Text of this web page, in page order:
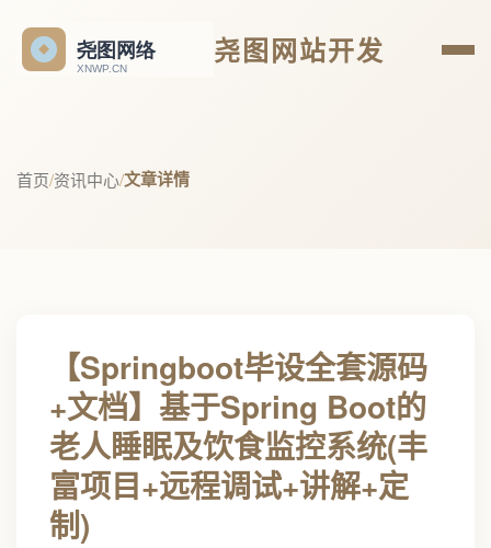
尧图网站开发
首页/资讯中心/文章详情
【Springboot毕设全套源码
+文档】基于Spring Boot的
老人睡眠及饮食监控系统(丰
富项目+远程调试+讲解+定
制)